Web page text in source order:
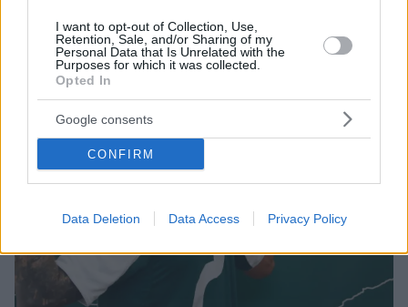
I want to opt-out of Collection, Use,
Retention, Sale, and/or Sharing of my
Personal Data that Is Unrelated with the
Purposes for which it was collected.
Opted In
Google consents
CONFIRM
Data Deletion Data Access Privacy Policy